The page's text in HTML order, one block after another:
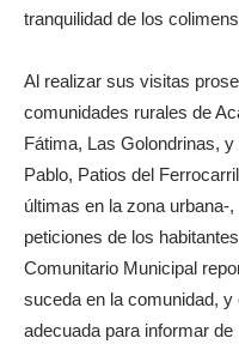
tranquilidad de los
Al realizar sus visitas
comunidades rurales de
Fátima, Las Golondrinas,
Pablo, Patios del
últimas en la zona urbana-
peticiones de los
Comunitario Municipal
suceda en la comunidad,
adecuada para informar